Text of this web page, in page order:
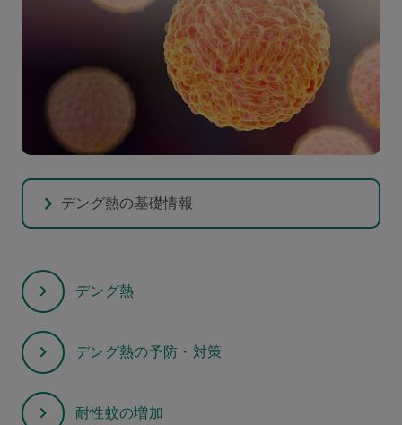
デング熱の基礎情報
デング熱
デング熱の予防・対策
耐性蚊の増加